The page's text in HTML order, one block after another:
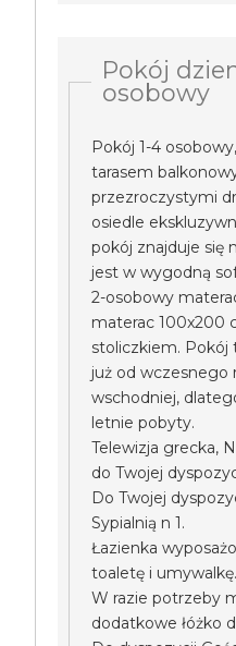
Pokój
osobowy
Pokój 1-4
tarasem
przezroczystymi
osiedle
pokój znajduje się
jest w wygodną
2-osobowy
materac 100x200
stoliczkiem. Pokój
już od wczesnego
wschodniej,
letnie pobyty.
Telewizja grecka,
do Twojej
Do Twojej
Sypialnią n 1.
Łazienka
toaletę i umywalkę.
W razie potrzeby
dodatkowe łóżko